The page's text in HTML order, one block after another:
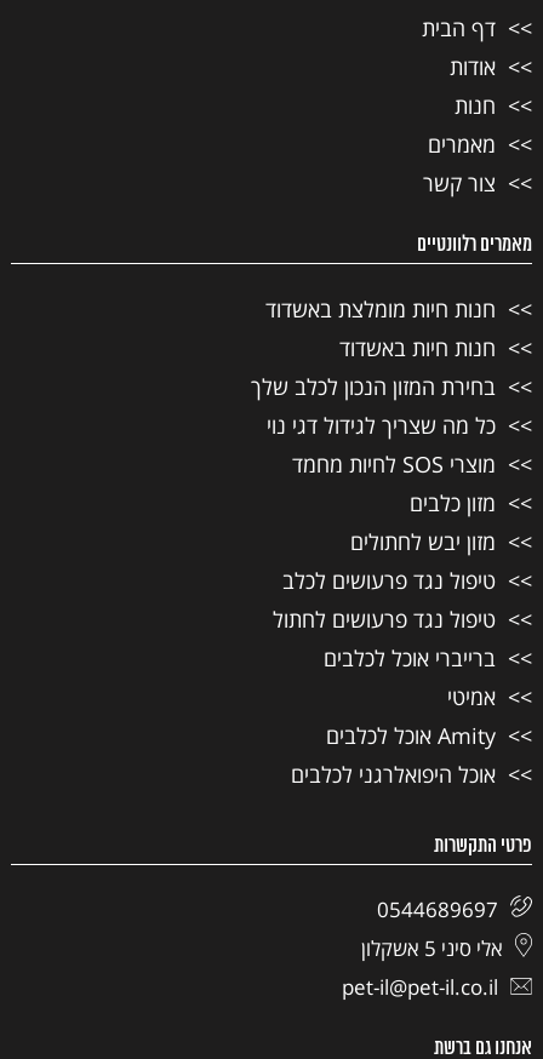
דף הבית
אודות
חנות
מאמרים
צור קשר
מאמרים רלוונטיים
חנות חיות מומלצת באשדוד
חנות חיות באשדוד
בחירת המזון הנכון לכלב שלך
כל מה שצריך לגידול דגי נוי
מוצרי SOS לחיות מחמד
מזון כלבים
מזון יבש לחתולים
טיפול נגד פרעושים לכלב
טיפול נגד פרעושים לחתול
ברייברי אוכל לכלבים
אמיטי
Amity אוכל לכלבים
אוכל היפואלרגני לכלבים
פרטי התקשרות
0544689697
אלי סיני 5 אשקלון
pet-il@pet-il.co.il
אנחנו גם ברשת